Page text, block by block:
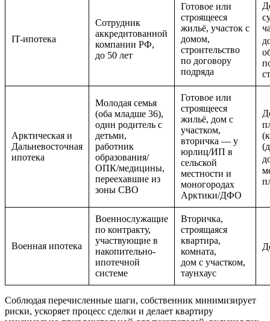
IT-ипотека
Сотрудник
аккредитованной
компании РФ,
до 50 лет
Готовое или
строящееся
жильё, участок с
домом,
строительство
по договору
подряда
Арктическая и
Дальневосточная
ипотека
Молодая семья
(оба младше 36),
один родитель с
детьми,
работник
образования/
ОПК/медицины,
переехавшие из
зоны СВО
Готовое или
строящееся
жильё, дом с
участком,
вторичка — у
юрлиц/ИП в
сельской
местности и
моногородах
Арктики/ДФО
Военная ипотека
Военнослужащие
по контракту,
участвующие в
накопительно-
ипотечной
системе
Вторичка,
строящаяся
квартира,
комната,
дом с участком,
таунхаус
Соблюдая перечисленные шаги, собственник минимизирует
риски, ускоряет процесс сделки и делает квартиру